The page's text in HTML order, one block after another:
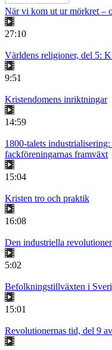
När vi kom ut ur mörkret –
27:10
Världens religioner, del 5:
9:51
Kristendomens inriktningar
14:59
1800-talets
fackföreningarnas framväxt
15:04
Kristen tro och praktik
16:08
Den industriella
5:02
Befolkningstillväxten i
15:01
Revolutionernas tid, del 9